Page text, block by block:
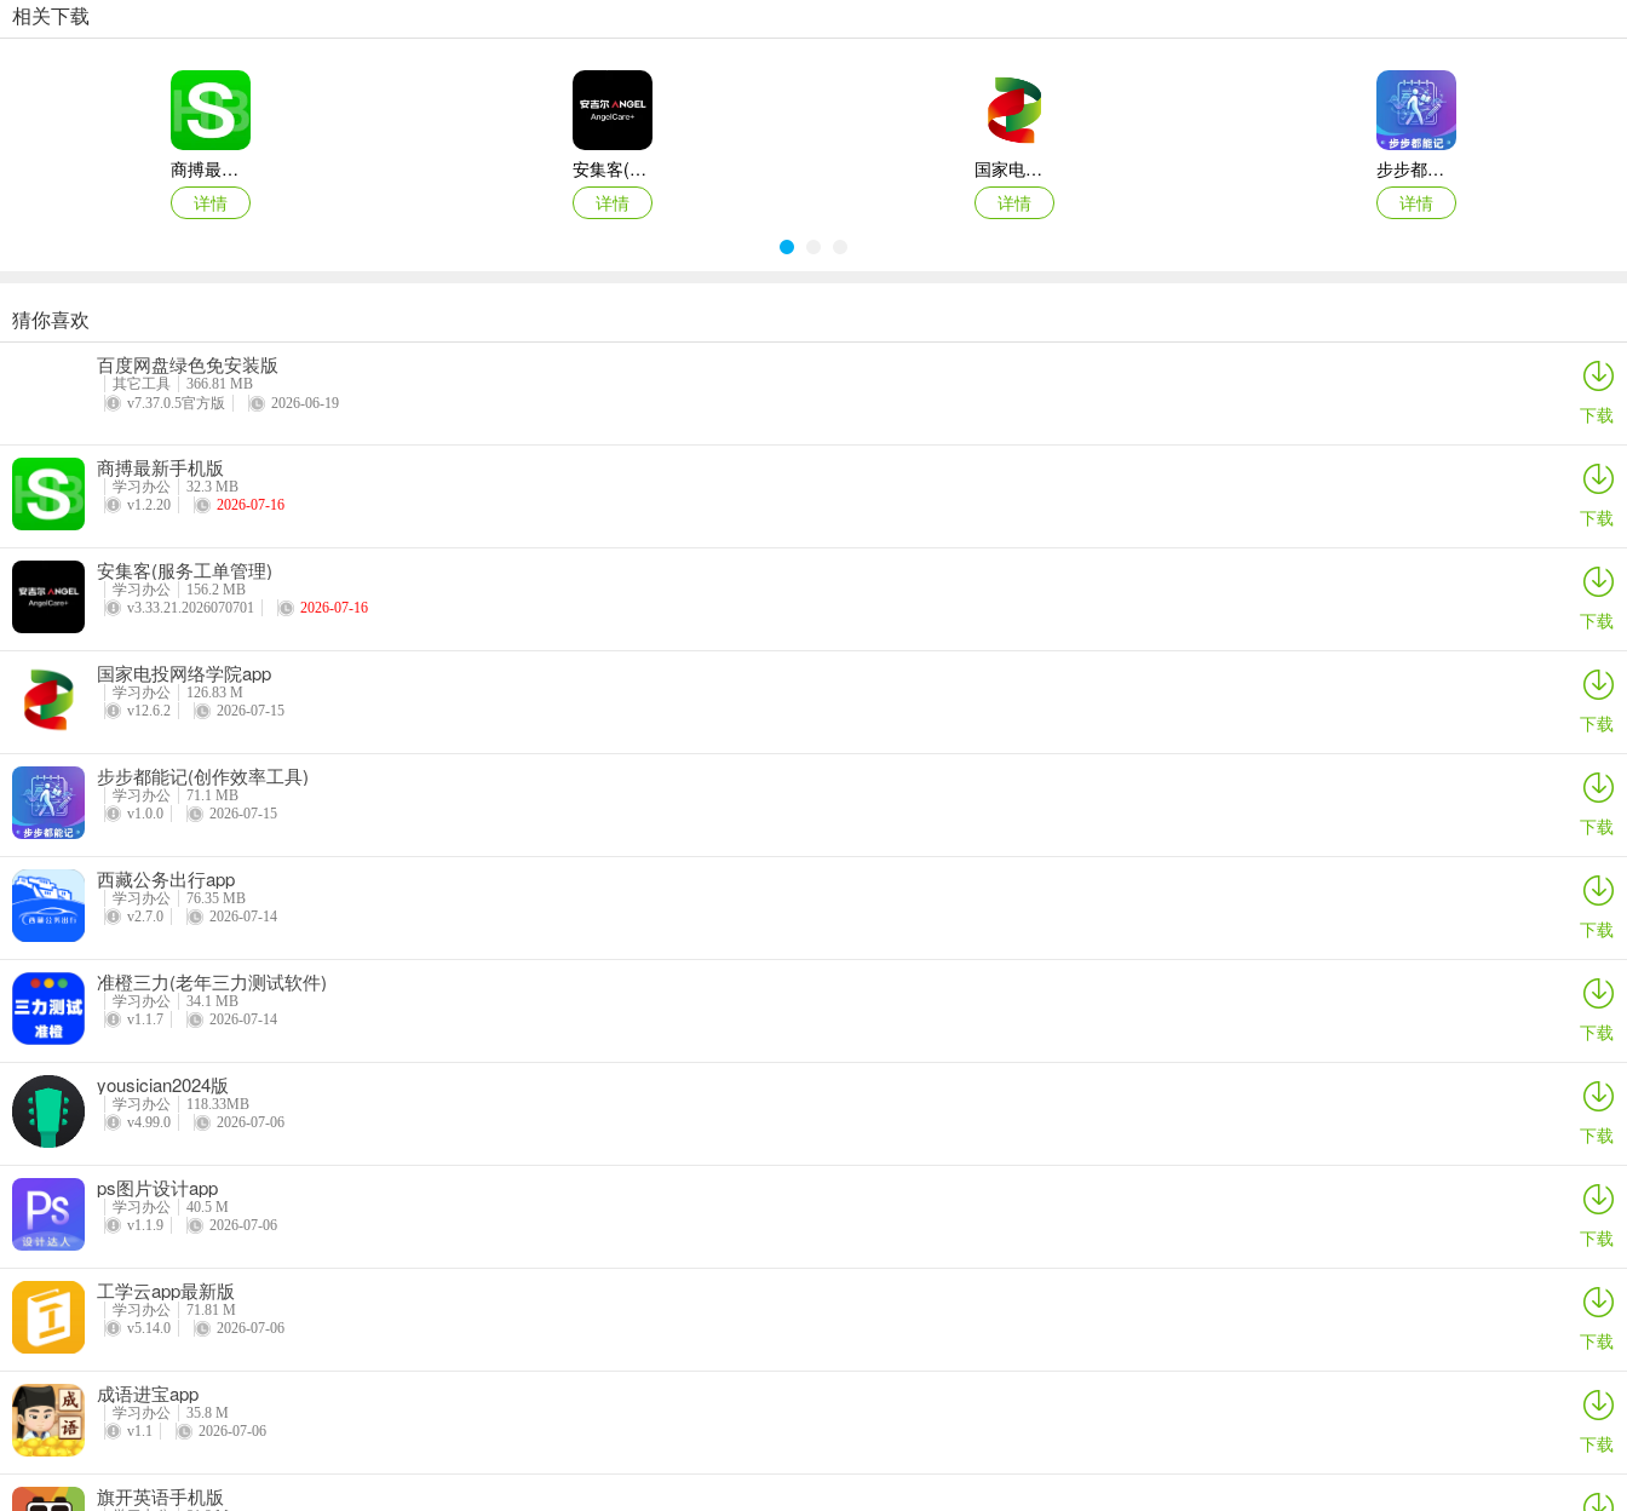
学习成语知识点内容覆盖超多，新的体验；
享受到不错学习计划目标制定，精准安排；
带来独特成语学习教育方式，多种的体验；
满足不同用户学习成语需求，自定义使用；
相关下载
商搏最新手机版
详情
安集客(服务工单管理)
详情
国家电投网络学院app
详情
步步都能记(创作效率工具)
详情
西藏公务出行app
详情
准橙三力(老年三力测试软件)
绿联私有云官方版
智能廊下莲湘客户端
猜你喜欢
百度网盘绿色免安装版
其它工具
366.81 MB
v7.37.0.5官方版
2026-06-19 下载
商搏最新手机版
学习办公
32.3 MB
v1.2.20
2026-07-16 下载
安集客(服务工单管理)
学习办公
156.2 MB
v3.33.21.2026070701
2026-07-16 下载
国家电投网络学院app
学习办公
126.83 M
v12.6.2
2026-07-15 下载
步步都能记(创作效率工具)
学习办公
71.1 MB
v1.0.0
2026-07-15 下载
西藏公务出行app
学习办公
76.35 MB
v2.7.0
2026-07-14 下载
准橙三力(老年三力测试软件)
学习办公
34.1 MB
v1.1.7
2026-07-14 下载
yousician2024版
学习办公
118.33MB
v4.99.0
2026-07-06 下载
ps图片设计app
学习办公
40.5 M
v1.1.9
2026-07-06 下载
工学云app最新版
学习办公
71.81 M
v5.14.0
2026-07-06 下载
成语进宝app
学习办公
35.8 M
v1.1
2026-07-06 下载
旗开英语手机版